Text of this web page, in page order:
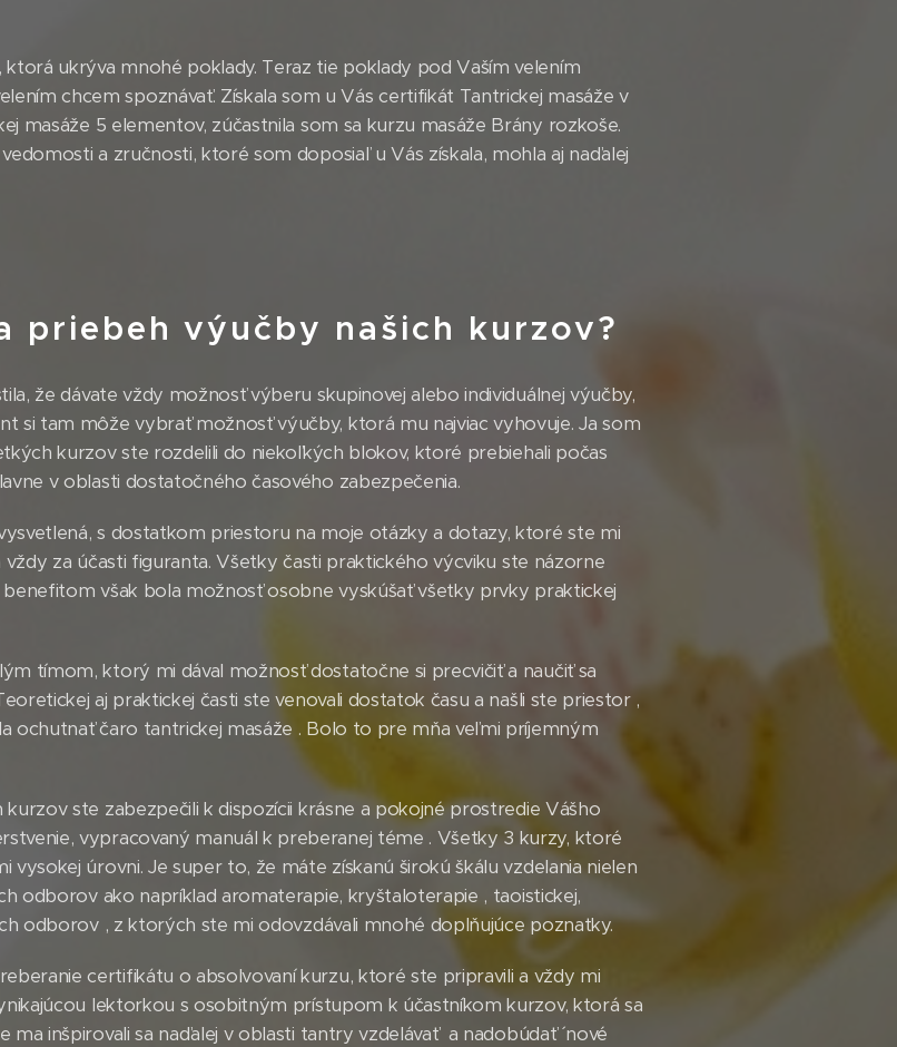
ukrýva mnohé poklady. Teraz tie poklady pod Vaším velením
chcem spoznávať. Získala som u Vás certifikát Tantrickej masáže v
masáže 5 elementov, zúčastnila som sa kurzu masáže Brány rozkoše.
a zručnosti, ktoré som doposiaľ u Vás získala, mohla aj naďalej
priebeh výučby našich kurzov?
že dávate vždy možnosť výberu skupinovej alebo individuálnej výučby,
si tam môže vybrať možnosť výučby, ktorá mu najviac vyhovuje. Ja som
kurzov ste rozdelili do niekoľkých blokov, ktoré prebiehali počas
v oblasti dostatočného časového zabezpečenia.
s dostatkom priestoru na moje otázky a dotazy, ktoré ste mi
vždy za účasti figuranta. Všetky časti praktického výcviku ste názorne
benefitom však bola možnosť osobne vyskúšať všetky prvky praktickej
tímom, ktorý mi dával možnosť dostatočne si precvičiť a naučiť sa
aj praktickej časti ste venovali dostatok času a našli ste priestor ,
ochutnať čaro tantrickej masáže . Bolo to pre mňa veľmi príjemným
ste zabezpečili k dispozícii krásne a pokojné prostredie Vášho
vypracovaný manuál k preberanej téme . Všetky 3 kurzy, ktoré
vysokej úrovni. Je super to, že máte získanú širokú škálu vzdelania nielen
odborov ako napríklad aromaterapie, kryštaloterapie , taoistickej,
odborov , z ktorých ste mi odovzdávali mnohé doplňujúce poznatky.
certifikátu o absolvovaní kurzu, ktoré ste pripravili a vždy mi
lektorkou s osobitným prístupom k účastníkom kurzov, ktorá sa
inšpirovali sa naďalej v oblasti tantry vzdelávať a nadobúdať ´ nové